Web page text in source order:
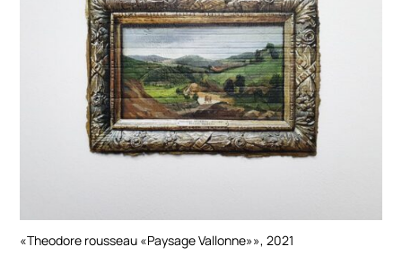
«Theodore rousseau «Paysage Vallonne»», 2021